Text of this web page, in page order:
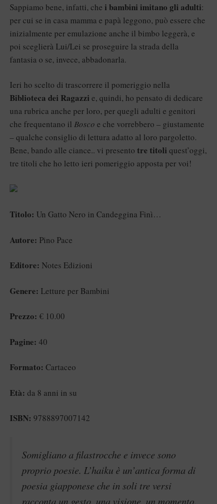
Sappiamo bene, infatti, che i bambini imitano gli adulti:
per cui se in casa mamma e papà leggono, può essere che
inizialmente per emulazione anche il bimbo leggerà, e
poi sceglierà Lui/Lei se proseguire la strada della
fantasia o se, invece, abbadonarla.
Ieri ho scelto di trascorrere il pomeriggio nella
Biblioteca dei Ragazzi e, quindi, ho pensato di dedicare
una rubrica anche per loro, per quegli adulti e genitori
che frequentano il Bosco e che vorrebbero – giustamente
– qualche consiglio di lettura adatto al loro pargoletto.
Bene, bando alle ciance.. vi presento tre titoli quest’oggi,
tre titoli che ho letto ieri pomeriggio apposta per voi!
Titolo: Un Gatto Nero in Candeggina Finì…
Autore: Pino Pace
Editore: Notes Edizioni
Genere: Letture per Bambini
Prezzo: € 10.00
Pagine: 40
Formato: Cartaceo
Età: da 8 anni in su
ISBN: 9788897007142
Somigliano a filastrocche e invece sono
proprio poesie. L’haiku è un’antica forma di
poesia giapponese che in soli tre versi
racconta un gesto, una visione, un momento.